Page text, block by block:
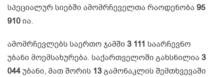
სპეციალურ სიებში ამომრჩეველთა რაოდენობა 95
910ია.
ამომრჩევლებს საერთო ჯამში 3 111 საარჩევნო
უბანი მოემსახურება. საქართველოში გახსნილია 3
044უბანი, მათ შორის 13გამონაკლის შემთხვევაში